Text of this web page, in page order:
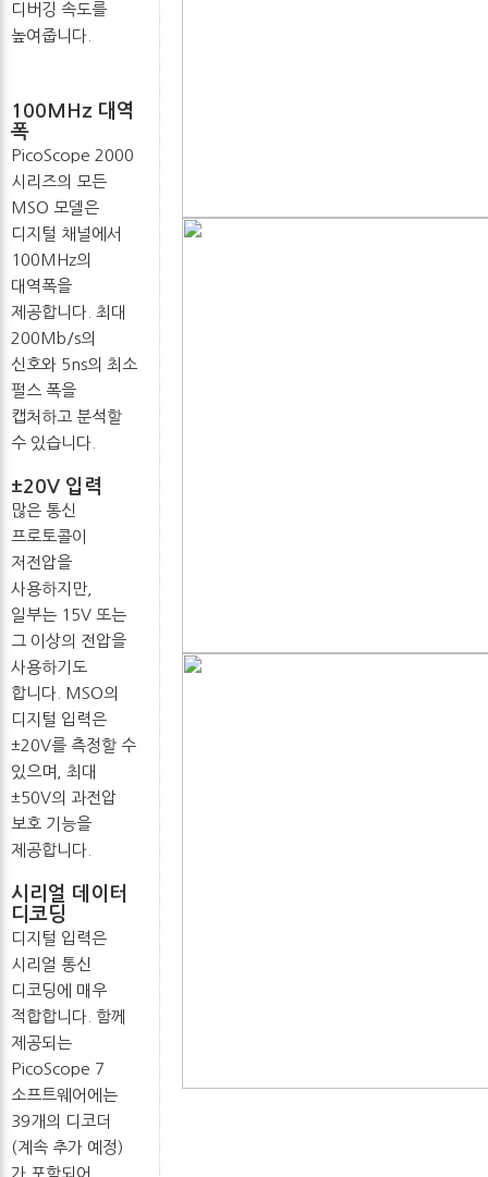
디버깅 속도를
높여줍니다.
100MHz 대역
폭
PicoScope 2000
시리즈의 모든
MSO 모델은
디지털 채널에서
100MHz의
대역폭을
제공합니다. 최대
200Mb/s의
신호와 5ns의 최소
펄스 폭을
캡처하고 분석할
수 있습니다.
±20V 입력
많은 통신
프로토콜이
저전압을
사용하지만,
일부는 15V 또는
그 이상의 전압을
사용하기도
합니다. MSO의
디지털 입력은
±20V를 측정할 수
있으며, 최대
±50V의 과전압
보호 기능을
제공합니다.
시리얼 데이터
디코딩
디지털 입력은
시리얼 통신
디코딩에 매우
적합합니다. 함께
제공되는
PicoScope 7
소프트웨어에는
39개의 디코더
(계속 추가 예정)
가 포함되어